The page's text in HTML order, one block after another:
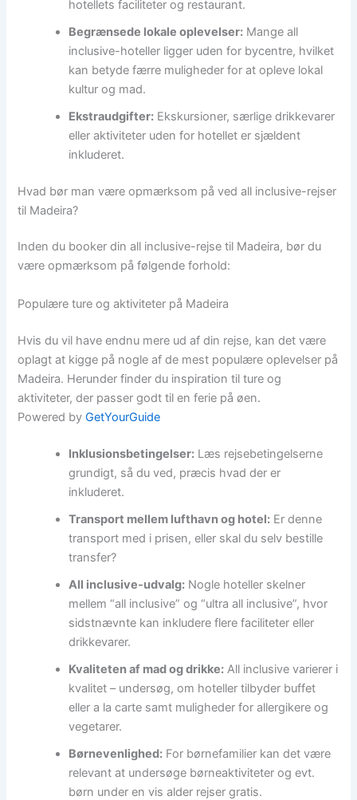
hotellets faciliteter og restaurant.
Begrænsede lokale oplevelser: Mange all
inclusive-hoteller ligger uden for bycentre, hvilket
kan betyde færre muligheder for at opleve lokal
kultur og mad.
Ekstraudgifter: Ekskursioner, særlige drikkevarer
eller aktiviteter uden for hotellet er sjældent
inkluderet.
Hvad bør man være opmærksom på ved all inclusive-rejser
til Madeira?
Inden du booker din all inclusive-rejse til Madeira, bør du
være opmærksom på følgende forhold:
Populære ture og aktiviteter på Madeira
Hvis du vil have endnu mere ud af din rejse, kan det være
oplagt at kigge på nogle af de mest populære oplevelser på
Madeira. Herunder finder du inspiration til ture og
aktiviteter, der passer godt til en ferie på øen.
Powered byGetYourGuide
Inklusionsbetingelser: Læs rejsebetingelserne
grundigt, så du ved, præcis hvad der er
inkluderet.
Transport mellem lufthavn og hotel: Er denne
transport med i prisen, eller skal du selv bestille
transfer?
All inclusive-udvalg: Nogle hoteller skelner
mellem “all inclusive” og “ultra all inclusive”, hvor
sidstnævnte kan inkludere flere faciliteter eller
drikkevarer.
Kvaliteten af mad og drikke: All inclusive varierer i
kvalitet – undersøg, om hoteller tilbyder buffet
eller a la carte samt muligheder for allergikere og
vegetarer.
Børnevenlighed: For børnefamilier kan det være
relevant at undersøge børneaktiviteter og evt.
børn under en vis alder rejser gratis.